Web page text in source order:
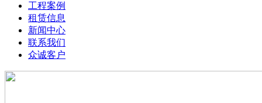
工程案例
租赁信息
新闻中心
联系我们
众诚客户